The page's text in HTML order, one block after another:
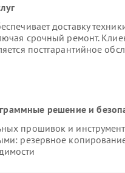
доставку
срочный ремонт.
постгарантийное
решение и
прошивок и
резервное